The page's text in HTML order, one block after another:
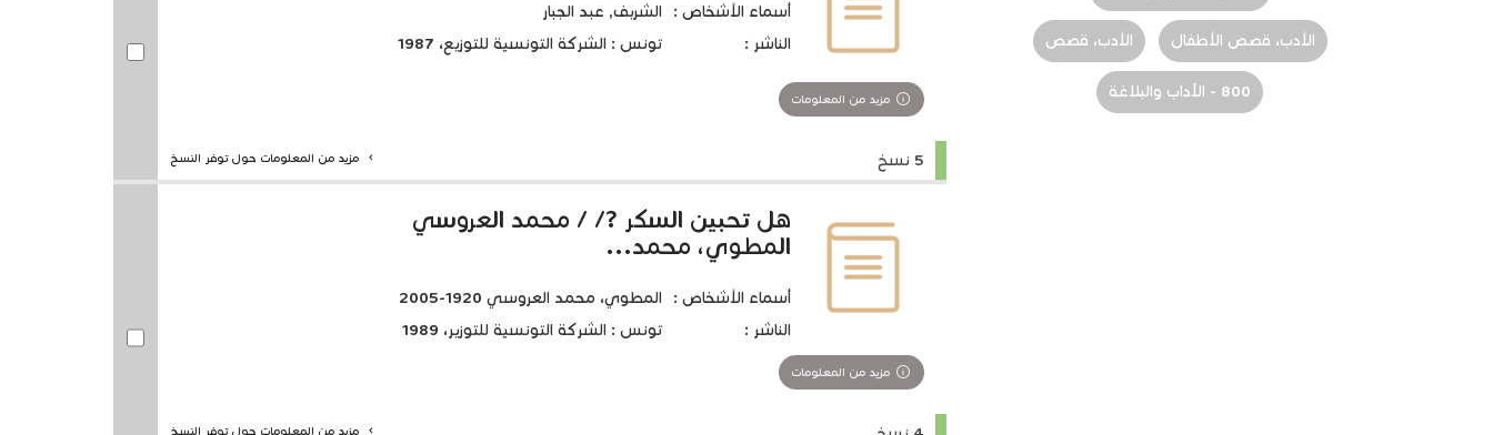
أسماء الأشخاص :
الشربف, عبد الجبار
الناشر :
تونس : الشركة التونسية للتوزيع، 1987
مزيد من المعلومات
5 نسخ مزيد من المعلومات حول توفر النسخ
هل تحبين السكر ?/ / محمد العروسي
المطوي، محمد...
أسماء الأشخاص :
المطوي، محمد العروسي 1920-2005
الناشر :
تونس : الشركة التونسية للتوزير، 1989
مزيد من المعلومات
مزيد من المعلومات حول توفر النسخ
الأدب، قصص الأطفال الأدب، قصص
800 - الآداب والبلاغة